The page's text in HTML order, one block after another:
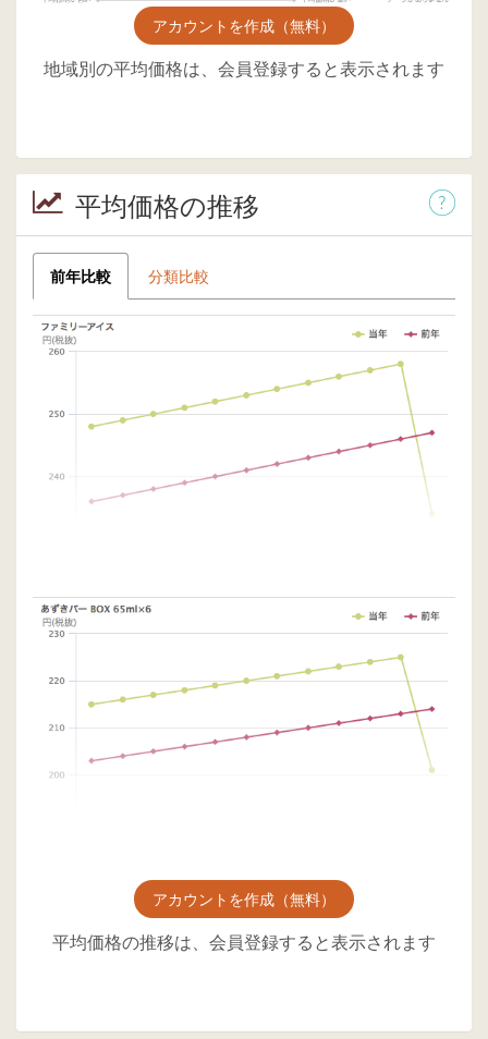
アカウントを作成（無料）
地域別の平均価格は、会員登録すると表示されます
平均価格の推移
前年比較 分類比較
アカウントを作成（無料）
平均価格の推移は、会員登録すると表示されます